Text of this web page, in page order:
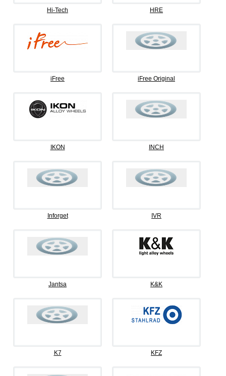
Hi-Tech HRE
iFree iFree Original
IKON INCH
Inforget IVR
Jantsa K&K
K7 KFZ